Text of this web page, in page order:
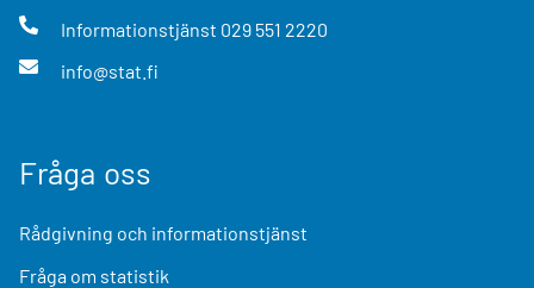
Informationstjänst 029 551 2220
info@stat.fi
Fråga oss
Rådgivning och informationstjänst
Fråga om statistik